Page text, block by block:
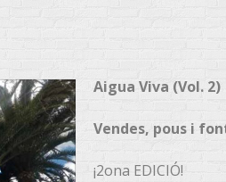
Aigua Viva (Vol. 2)
Vendes, pous i
¡2ona EDICIÓ!